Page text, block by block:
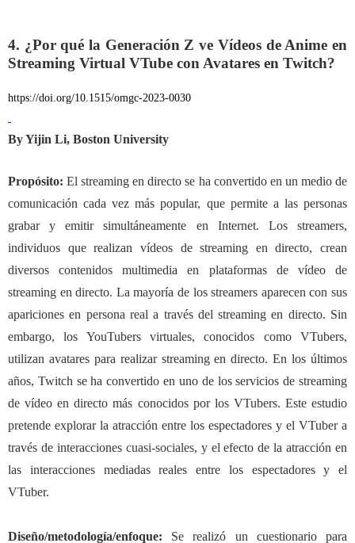
4. ¿Por qué la Generación Z ve Vídeos de Anime en
Streaming Virtual VTube con Avatares en Twitch?
https://doi.org/10.1515/omgc-2023-0030
By Yijin Li, Boston University
Propósito:El streaming en directo se ha convertido en un medio de
comunicación cada vez más popular, que permite a las personas
grabar y emitir simultáneamente en Internet. Los streamers,
individuos que realizan vídeos de streaming en directo, crean
diversos contenidos multimedia en plataformas de vídeo de
streaming en directo. La mayoría de los streamers aparecen con sus
apariciones en persona real a través del streaming en directo. Sin
embargo, los YouTubers virtuales, conocidos como VTubers,
utilizan avatares para realizar streaming en directo. En los últimos
años, Twitch se ha convertido en uno de los servicios de streaming
de vídeo en directo más conocidos por los VTubers. Este estudio
pretende explorar la atracción entre los espectadores y el VTuber a
través de interacciones cuasi-sociales, y el efecto de la atracción en
las interacciones mediadas reales entre los espectadores y el
VTuber.
Diseño/metodología/enfoque: Se realizó un cuestionario para